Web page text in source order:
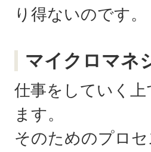
り得ないのです。
マイクロマネ
仕事をしていく
ます。
そのためのプロ